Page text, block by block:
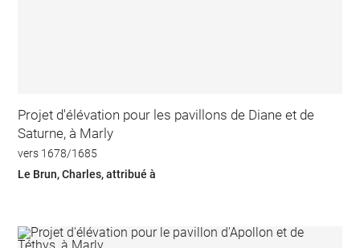
Projet d'élévation pour les pavillons de Diane et de
Saturne, à Marly
vers 1678/1685
Le Brun, Charles, attribué à